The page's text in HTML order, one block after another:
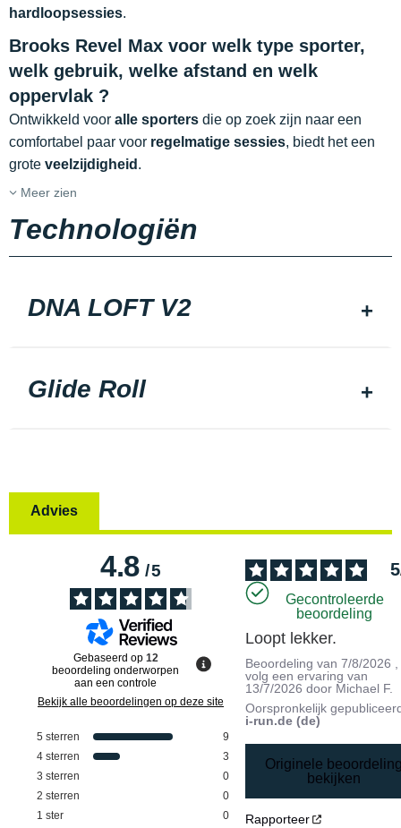
hardloopsessies.
Brooks Revel Max voor welk type sporter,
welk gebruik, welke afstand en welk
oppervlak ?
Ontwikkeld voor alle sporters die op zoek zijn naar een
comfortabel paar voor regelmatige sessies, biedt het een
grote veelzijdigheid .
Meer zien
Technologiën
DNA LOFT V2
Glide Roll
Advies
4.8/5
Gebaseerd op 12
beoordeling onderworpen
aan een controle
Bekijk alle beoordelingen op deze site
5 sterren
9
4 sterren
3
3 sterren
0
2 sterren
0
1 ster 0
5
Gecontroleerde
beoordeling
Loopt lekker.
Beoordeling van7/8/2026
volg een ervaring van
13/7/2026 door Michael F.
Oorspronkelijk
i-run.de (de)
Originele
bekijken
Rapporteer